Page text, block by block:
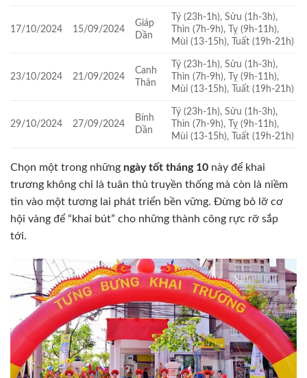
17/10/2024 15/09/2024
Giáp
Dần
Tý (23h-1h), Sửu (1h-3h),
Thìn (7h-9h), Tỵ (9h-11h),
Mùi (13-15h), Tuất (19h-21h)
23/10/2024 21/09/2024
Canh
Thân
Tý (23h-1h), Sửu (1h-3h),
Thìn (7h-9h), Tỵ (9h-11h),
Mùi (13-15h), Tuất (19h-21h)
29/10/2024 27/09/2024
Bính
Dần
Tý (23h-1h), Sửu (1h-3h),
Thìn (7h-9h), Tỵ (9h-11h),
Mùi (13-15h), Tuất (19h-21h)
Chọn một trong những ngày tốt tháng 10 này để khai
trương không chỉ là tuân thủ truyền thống mà còn là niềm
tin vào một tương lai phát triển bền vững. Đừng bỏ lỡ cơ
hội vàng để “khai bút” cho những thành công rực rỡ sắp
tới.